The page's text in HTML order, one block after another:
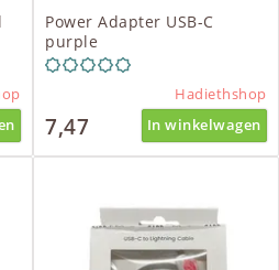
Power Adapter USB-C
purple
Hadiethshop
7,47 In winkelwagen